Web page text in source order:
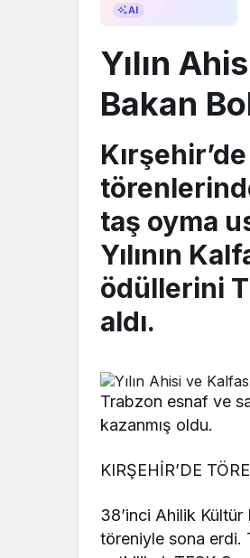
AI
Yılın
Bakan
taş oyma
Yılının
ödüllerini
aldı.
Trabzon esnaf ve
kazanmış oldu.
KIRŞEHİR’DE
38’inci Ahilik Kültür
töreniyle sona erdi.